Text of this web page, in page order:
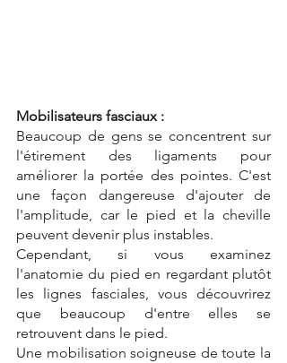
Mobilisateurs fasciaux :
Beaucoup de gens se concentrent sur
l'étirement des ligaments pour
améliorer la portée des pointes. C'est
une façon dangereuse d'ajouter de
l'amplitude, car le pied et la cheville
peuvent devenir plus instables.
Cependant, si vous examinez
l'anatomie du pied en regardant plutôt
les lignes fasciales, vous découvrirez
que beaucoup d'entre elles se
retrouvent dans le pied.
Une mobilisation soigneuse de toute la